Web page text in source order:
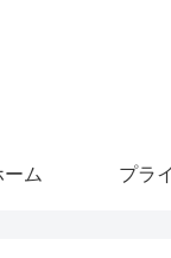
ーム